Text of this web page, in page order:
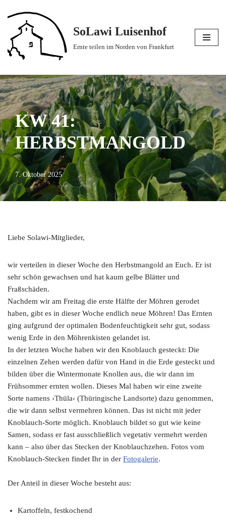
Zum
Inhalt
springen
SoLawi Luisenhof
Ernte teilen im Norden von Frankfurt
KW 41:
HERBSTMANGOLD
7. Oktober 2025
Liebe Solawi-Mitglieder,
wir verteilen in dieser Woche den Herbstmangold an Euch. Er ist
sehr schön gewachsen und hat kaum gelbe Blätter und
Fraßschäden.
Nachdem wir am Freitag die erste Hälfte der Möhren gerodet
haben, gibt es in dieser Woche endlich neue Möhren! Das Ernten
ging aufgrund der optimalen Bodenfeuchtigkeit sehr gut, sodass
wenig Erde in den Möhrenkisten gelandet ist.
In der letzten Woche haben wir den Knoblauch gesteckt: Die
einzelnen Zehen werden dafür von Hand in die Erde gesteckt und
bilden über die Wintermonate Knollen aus, die wir dann im
Frühsommer ernten wollen. Dieses Mal haben wir eine zweite
Sorte namens ›Thüla‹ (Thüringische Landsorte) dazu genommen,
die wir dann selbst vermehren können. Das ist nicht mit jeder
Knoblauch-Sorte möglich. Knoblauch bildet so gut wie keine
Samen, sodass er fast ausschließlich vegetativ vermehrt werden
kann – also über das Stecken der Knoblauchzehen. Fotos vom
Knoblauch-Stecken findet Ihr in der Fotogalerie.
Der Anteil in dieser Woche besteht aus:
Kartoffeln, festkochend